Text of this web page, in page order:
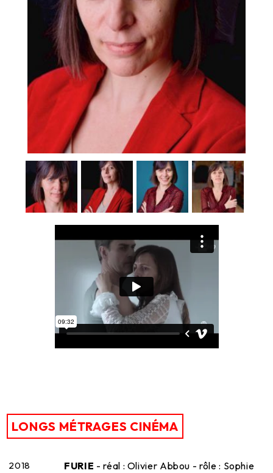
LONGS MÉTRAGES CINÉMA
2018 FURIE - réal : Olivier Abbou - rôle : Sophie